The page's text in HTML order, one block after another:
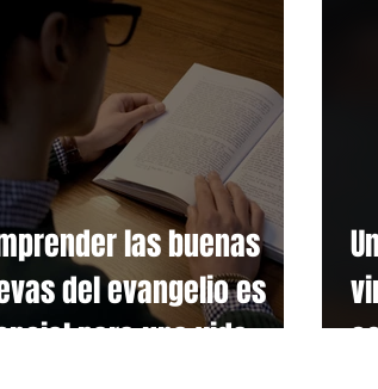
las buenas
del evangelio es
para una vida